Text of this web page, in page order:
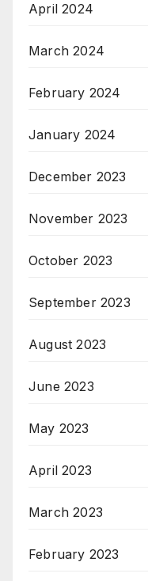
April 2024
March 2024
February 2024
January 2024
December 2023
November 2023
October 2023
September 2023
August 2023
June 2023
May 2023
April 2023
March 2023
February 2023